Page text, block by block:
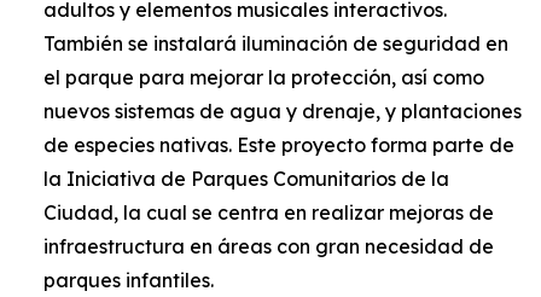
adultos y elementos musicales interactivos.
También se instalará iluminación de seguridad en
el parque para mejorar la protección, así como
nuevos sistemas de agua y drenaje, y plantaciones
de especies nativas. Este proyecto forma parte de
la Iniciativa de Parques Comunitarios de la
Ciudad, la cual se centra en realizar mejoras de
infraestructura en áreas con gran necesidad de
parques infantiles.